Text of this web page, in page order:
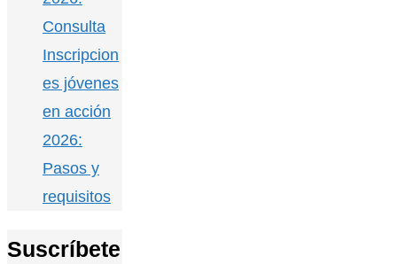
Consulta
Inscripcion
es jóvenes
en acción
2026:
Pasos y
requisitos
Suscríbete